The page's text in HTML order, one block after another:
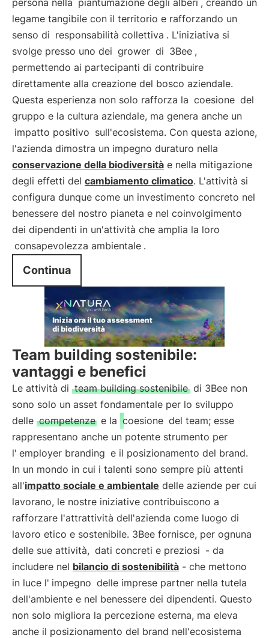
persona nella piantumazione degli alberi , creando un
legame tangibile con il territorio e rafforzando un
senso di responsabilità collettiva . L'iniziativa si
svolge presso uno dei grower di 3Bee ,
permettendo ai partecipanti di contribuire
direttamente alla creazione del bosco aziendale.
Questa esperienza non solo rafforza la coesione del
gruppo e la cultura aziendale, ma genera anche un
impatto positivo sull'ecosistema. Con questa azione,
l'azienda dimostra un impegno duraturo nella
conservazione della biodiversità e nella mitigazione
degli effetti del cambiamento climatico. L'attività si
configura dunque come un investimento concreto nel
benessere del nostro pianeta e nel coinvolgimento
dei dipendenti in un'attività che amplia la loro
consapevolezza ambientale .
Continua
Team building sostenibile:
vantaggi e benefici
Le attività di team building sostenibile di 3Bee non
sono solo un asset fondamentale per lo sviluppo
delle competenze e la coesione del team; esse
rappresentano anche un potente strumento per
l' employer branding e il posizionamento del brand.
In un mondo in cui i talenti sono sempre più attenti
all'impatto sociale e ambientale delle aziende per cui
lavorano, le nostre iniziative contribuiscono a
rafforzare l'attrattività dell'azienda come luogo di
lavoro etico e sostenibile. 3Bee fornisce, per ognuna
delle sue attività, dati concreti e preziosi - da
includere nel bilancio di sostenibilità - che mettono
in luce l' impegno delle imprese partner nella tutela
dell'ambiente e nel benessere dei dipendenti. Questo
non solo migliora la percezione esterna, ma eleva
anche il posizionamento del brand nell'ecosistema